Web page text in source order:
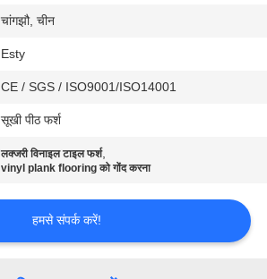
चांगझौ, चीन
Esty
CE / SGS / ISO9001/ISO14001
सूखी पीठ फर्श
लक्जरी विनाइल टाइल फर्श,
vinyl plank flooring को गोंद करना
हमसे संपर्क करें!